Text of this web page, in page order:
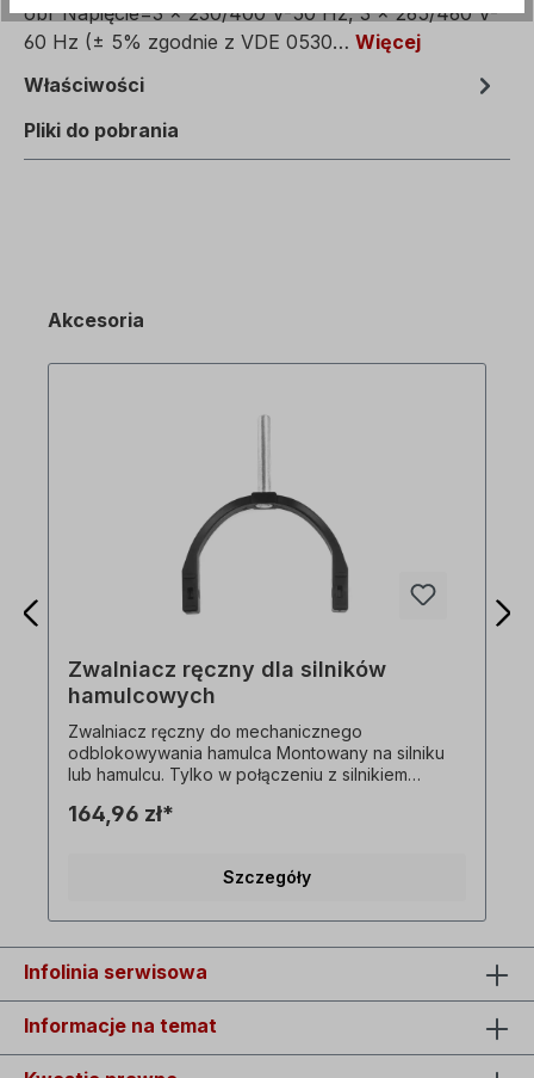
obr Napięcie=3 x 230/400 V-50 Hz, 3 x 265/460 V-
60 Hz (± 5% zgodnie z VDE 0530… Więcej
Właściwości
Pliki do pobrania
Akcesoria
Zwalniacz ręczny dla silników
hamulcowych
Zwalniacz ręczny do mechanicznego
odblokowywania hamulca Montowany na silniku
lub hamulcu. Tylko w połączeniu z silnikiem
Wszystkie zdjęcia produktów są niewiążącymi
164,96 zł*
Szczegóły
Infolinia serwisowa
Informacje na temat